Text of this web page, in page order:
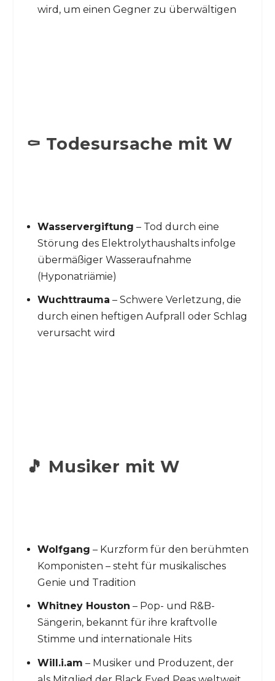
wird, um einen Gegner zu überwältigen
⚰️ Todesursache mit W
Wasservergiftung – Tod durch eine
Störung des Elektrolythaushalts infolge
übermäßiger Wasseraufnahme
(Hyponatriämie)
Wuchttrauma – Schwere Verletzung, die
durch einen heftigen Aufprall oder Schlag
verursacht wird
🎵 Musiker mit W
Wolfgang – Kurzform für den berühmten
Komponisten – steht für musikalisches
Genie und Tradition
Whitney Houston – Pop- und R&B-
Sängerin, bekannt für ihre kraftvolle
Stimme und internationale Hits
Will.i.am – Musiker und Produzent, der